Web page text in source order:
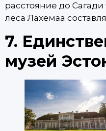
расстояние до
леса Лахемаа
7.
музей